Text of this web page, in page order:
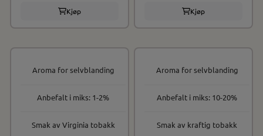
Kjøp Kjøp
Aroma for selvblanding
Anbefalt i miks: 1-2%
Smak av Virginia tobakk
Aroma for selvblanding
Anbefalt i miks: 10-20%
Smak av kraftig tobakk